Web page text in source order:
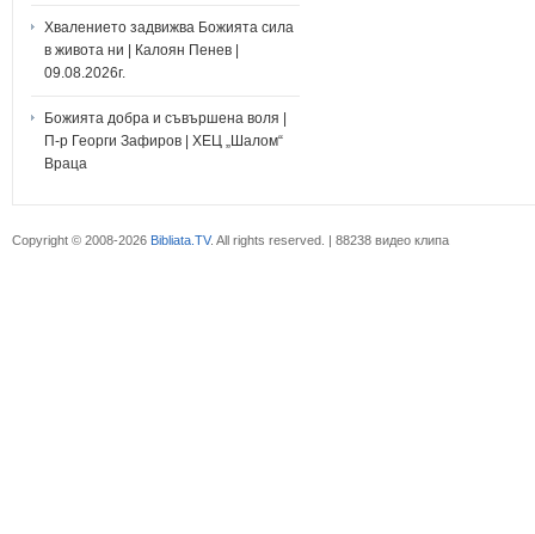
Хвалението задвижва Божията сила
в живота ни | Калоян Пенев |
09.08.2026г.
Божията добра и съвършена воля |
П-р Георги Зафиров | ХЕЦ „Шалом“
Враца
Copyright © 2008-2026 Bibliata.TV. All rights reserved. | 88238 видео клипа